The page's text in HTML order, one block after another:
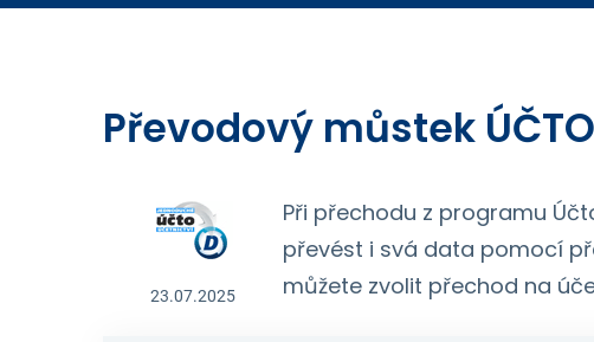
Převodový můstek ÚČTO
23.07.2025
Při přechodu z programu
převést i svá data pomocí
můžete zvolit přechod na